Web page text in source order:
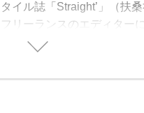
イル誌「Straight’」（扶
リーランスのエディター
（学習研究社）がある。